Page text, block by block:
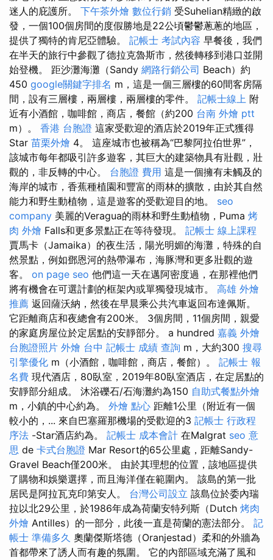
迷人的庇護所。 下午茶外燴 數位行銷 受Suhelian精緻的啟
發，一個100個房間的度假勝地是22公頃鬱鬱蔥蔥的地區，
提供了獨特的肯尼亞體驗。 記帳士 考試內容 早餐後，我們
在半天的旅行中參觀了德拉克魯斯市，然後轉移到港口並開
始登機。 距沙灘海灘（Sandy 網路行銷公司 Beach）約
450 google關鍵字排名 m，這是一個三層樓的60間客房隔
間，設有三層樓，兩層樓，兩層樓的零件。 記帳士線上 附
近有小酒館，咖啡館，商店，餐館（約200 台南 外燴 ptt
m）。 香港 台胞證 這家受歡迎的酒店於2019年正式獲得
Star 苗栗外燴 4。 這座城市也被稱為“巴黎阿拉伯世界”，
該城市每年都吸引許多遊客，其巨大的建築物具有壯觀，壯
觀的，非反轉的中心。 台胞證 費用 這是一個擁有未觸及的
海岸的城市，香蕉種植​​園和豐富的雨林的擴散，由於其自​​然
能力和野生動植物，這是遊客的受歡迎目的地。 seo
company 美麗的Veragua的雨林和野生動植物，Puma 烤
肉 外燴 Falls和更多景點正在等待發現。 記帳士 線上課程
賈馬卡（Jamaika）的夜生活，陽光明媚的海灘，特殊的自
然景點，例如鄧恩河的熱帶瀑布，海豚灣和更多壯觀的遊
客。 on page seo 他們這一天在邁阿密度過，在那裡他們
將有機會在可選計劃的框架內或單獨發現城市。 高雄 外燴
推薦 返回薩沃納，然後在早晨乘公共汽車返回布達佩斯。
它距離商店和夜總會有200米。 3個房間，11個房間，親愛
的家庭房屋位於定居點的安靜部分。 a hundred 嘉義 外燴
台胞證照片 外燴 台中 記帳士 成績 查詢 m，大約300 搜尋
引擎優化 m（小酒館，咖啡館，商店，餐館）。 記帳士 報
名費 現代酒店，80臥室，2019年80臥室酒店，在定居點的
安靜部分組成。 沐浴礫石/石海灘約為150 自助式餐點外燴
m，小鎮的中心約為。 外燴 點心 距離1公里（附近有一個
較小的，... 來自巴塞羅那機場的受歡迎的3 記帳士 行政程
序法 -Star酒店約為。 記帳士 成本會計 在Malgrat seo 意
思 de 卡式台胞證 Mar Resort的65公里處，距離Sandy-
Gravel Beach僅200米。 由於其理想的位置，該地區提供
了購物和娛樂選擇，而且海洋僅在範圍內。 該島的第一批
居民是阿拉瓦克印第安人。 台灣公司設立 該島位於委內瑞
拉以北29公里，於1986年成為荷蘭安特列斯（Dutch 烤肉
外燴 Antilles）的一部分，此後一直是荷蘭的憲法部分。 記
帳士 準備多久 奧蘭傑斯塔德（Oranjestad）柔和的外牆為
首都帶來了誘人而有趣的氛圍。 它的內部區域充滿了風和